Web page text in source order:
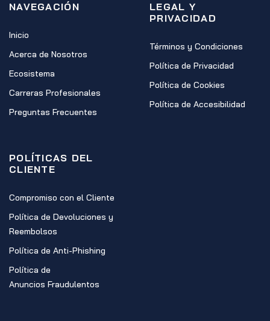
NAVEGACIÓN
Inicio
Acerca de Nosotros
Ecosistema
Carreras Profesionales
Preguntas Frecuentes
LEGAL Y
PRIVACIDAD
Términos y Condiciones
Política de Privacidad
Política de Cookies
Política de Accesibilidad
POLÍTICAS DEL
CLIENTE
Compromiso con el Cliente
Política de Devoluciones y
Reembolsos
Política de Anti-Phishing
Política de
Anuncios Fraudulentos